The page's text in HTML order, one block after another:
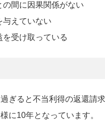
間に因果関係がない
与えていない
受け取っている
ぎると不当利得の返還請
に10年となっています。